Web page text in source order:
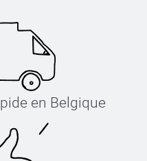
en Belgique